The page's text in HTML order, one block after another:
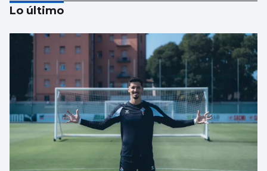
MÚSICA
Lucas Paulano representará a España en
Eurovisión Junior 2026
Lo último